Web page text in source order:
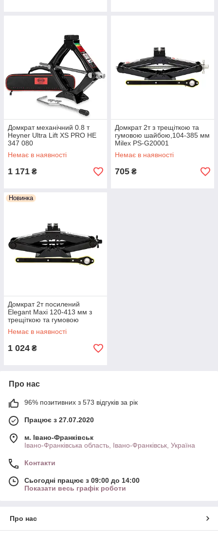
Домкрат механічний 0.8 т
Heyner Ultra Lift XS PRO HE
347 080
Немає в наявності
1 171 ₴
Домкрат 2т з трещіткою та
гумовою шайбою,104-385 мм
Milex PS-G20001
Немає в наявності
705 ₴
Новинка
Домкрат 2т посилений
Elegant Maxi 120-413 мм з
трещіткою та гумовою
платформою з прорізом EL
100 832
Немає в наявності
1 024 ₴
Про нас
96% позитивних з 573 відгуків за рік
Працює з 27.07.2020
м. Івано-Франківськ
Івано-Франківська область, Івано-Франківськ, Україна
Контакти
Сьогодні працює з 09:00 до 14:00
Показати весь графік роботи
Про нас